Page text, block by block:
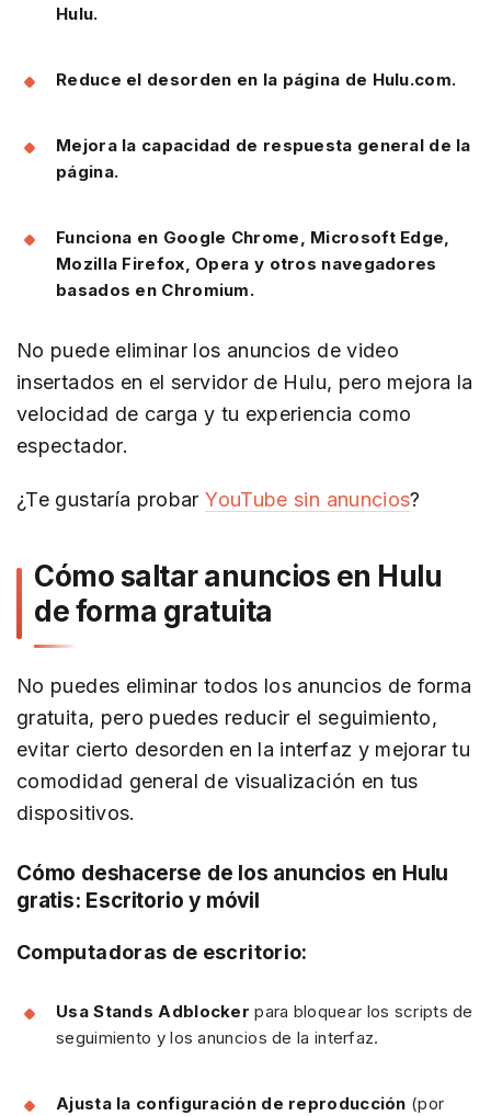
Hulu.
Reduce el desorden en la página de Hulu.com.
Mejora la capacidad de respuesta general de la
página.
Funciona en Google Chrome, Microsoft Edge,
Mozilla Firefox, Opera y otros navegadores
basados en Chromium.
No puede eliminar los anuncios de video
insertados en el servidor de Hulu, pero mejora la
velocidad de carga y tu experiencia como
espectador.
¿Te gustaría probarYouTube sin anuncios?
Cómo saltar anuncios en Hulu
de forma gratuita
No puedes eliminar todos los anuncios de forma
gratuita, pero puedes reducir el seguimiento,
evitar cierto desorden en la interfaz y mejorar tu
comodidad general de visualización en tus
dispositivos.
Cómo deshacerse de los anuncios en Hulu
gratis: Escritorio y móvil
Computadoras de escritorio:
Usa Stands Adblockerpara bloquear los scripts de
seguimiento y los anuncios de la interfaz.
Ajusta la configuración de reproducción (por